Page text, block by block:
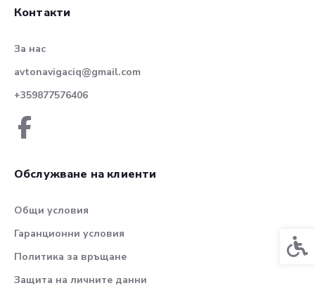
Контакти
За нас
avtonavigaciq@gmail.com
+359877576406
Обслужване на клиенти
Общи условия
Гаранционни условия
Политика за връщане
Защита на личните данни